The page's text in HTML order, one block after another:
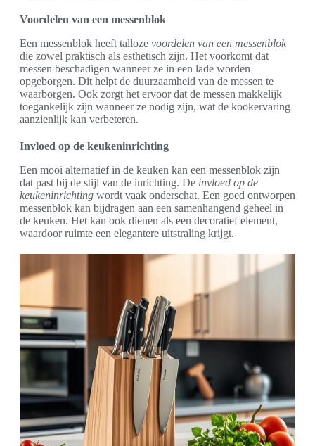
Voordelen van een messenblok
Een messenblok heeft talloze voordelen van een messenblok
die zowel praktisch als esthetisch zijn. Het voorkomt dat
messen beschadigen wanneer ze in een lade worden
opgeborgen. Dit helpt de duurzaamheid van de messen te
waarborgen. Ook zorgt het ervoor dat de messen makkelijk
toegankelijk zijn wanneer ze nodig zijn, wat de kookervaring
aanzienlijk kan verbeteren.
Invloed op de keukeninrichting
Een mooi alternatief in de keuken kan een messenblok zijn
dat past bij de stijl van de inrichting. De invloed op de
keukeninrichting wordt vaak onderschat. Een goed ontworpen
messenblok kan bijdragen aan een samenhangend geheel in
de keuken. Het kan ook dienen als een decoratief element,
waardoor ruimte een elegantere uitstraling krijgt.